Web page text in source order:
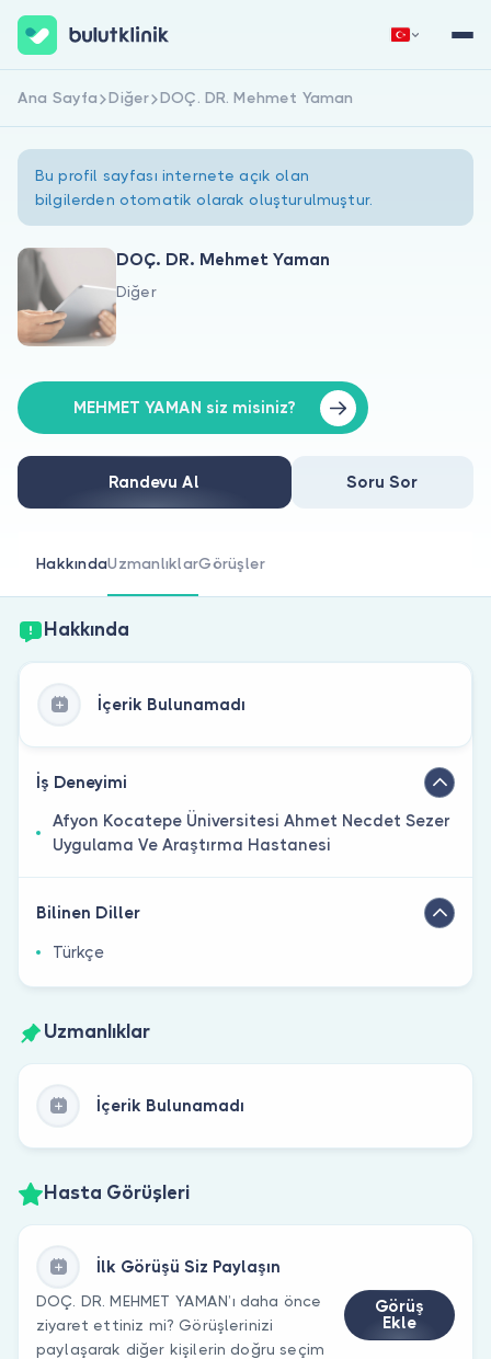
Hakkımızda
Doktorlar için
Doktor musunuz?
Hemen Kaydol Giriş Yap
Ana Sayfa Diğer DOÇ. DR. Mehmet Yaman
Bu profil sayfası internete açık olan
bilgilerden otomatik olarak oluşturulmuştur.
DOÇ. DR. Mehmet Yaman
Diğer
MEHMET YAMAN siz misiniz?
Randevu Al Soru Sor
HakkındaUzmanlıklarGörüşler
Hakkında
İçerik Bulunamadı
İş Deneyimi
Afyon Kocatepe Üniversitesi Ahmet Necdet Sezer
Uygulama Ve Araştırma Hastanesi
Bilinen Diller
Türkçe
Uzmanlıklar
İçerik Bulunamadı
Hasta Görüşleri
İlk Görüşü Siz Paylaşın
DOÇ. DR. MEHMET YAMAN’ı daha önce
ziyaret ettiniz mi? Görüşlerinizi
paylaşarak diğer kişilerin doğru seçim
Görüş
Ekle